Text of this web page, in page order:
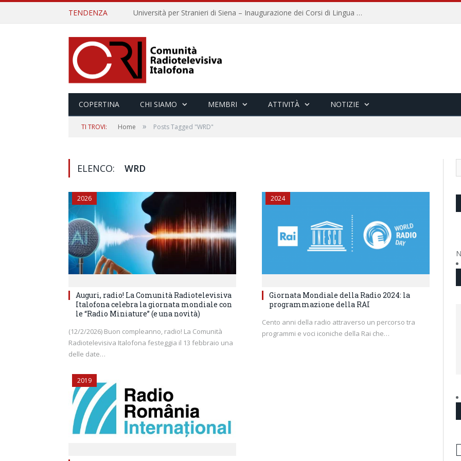
TENDENZA Università per Stranieri di Siena – Inaugurazione dei Corsi di Lingua e Cultura Italiana, 109a annata
COPERTINA CHI SIAMO MEMBRI ATTIVITÀ NOTIZIE
TI TROVI: Home » Posts Tagged "WRD"
ELENCO: WRD
2026
Auguri, radio! La Comunità Radiotelevisiva
Italofona celebra la giornata mondiale con
le “Radio Miniature” (e una novità)
(12/2/2026) Buon compleanno, radio! La Comunità
Radiotelevisiva Italofona festeggia il 13 febbraio una
delle date…
2024
Giornata Mondiale della Radio 2024: la
programmazione della RAI
Cento anni della radio attraverso un percorso tra
programmi e voci iconiche della Rai che…
2019